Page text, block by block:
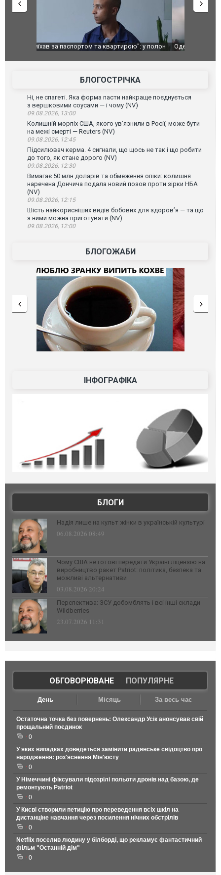
Одесу накрила потужна злива з градом та
ураганним вітром
Вже
БЛОГОСТРІЧКА
Ні, не спагеті. Яка форма пасти найкраще поєднується
з вершковими соусами — і чому (NV)
09.08.2026, 13:00
Колишній морпіх США, якого ув’язнили в Росії, може бути
на межі смерті — Reuters (NV)
09.08.2026, 12:45
Підсилювач керма. 4 сигнали, що щось не так і що робити
до того, як стане дорого (NV)
09.08.2026, 12:30
Вимагає 50 млн доларів та обмеження опіки: колишня
наречена Дончича подала новий позов проти зірки НБА
(NV)
09.08.2026, 12:15
Шість найкорисніших видів бобових для здоров’я — та що
з ними можна приготувати (NV)
09.08.2026, 12:00
БЛОГОЖАБИ
ІНФОГРАФІКА
БЛОГИ
Надія лише на культ жінки в українській культурі
06.08.2026 08:49
Чому США не готові передати Україні ліцензію на
виробництво ракет Patriot: політика, безпека та
можливі альтернативи
03.08.2026 20:24
Перспектива: ЗСУ добомблять і всі інші склади
Wildberries
23.07.2026 11:31
ОБГОВОРЮВАНЕ| ПОПУЛЯРНЕ
День Місяць За весь час
Остаточна точка без повернень: Олександр Усік анонсував свій
прощальний поєдинок
0
У яких випадках доведеться замінити радянське свідоцтво про
народження: роз'яснення Мін'юсту
0
У Німеччині фіксували підозрілі польоти дронів над базою, де
ремонтують Patriot
0
У Києві створили петицію про переведення всіх шкіл на
дистанціне навчання через посилення нічних обстрілів
0
Netflix поселив людину у білборді, що рекламує фантастичний
фільм "Останній дім"
0